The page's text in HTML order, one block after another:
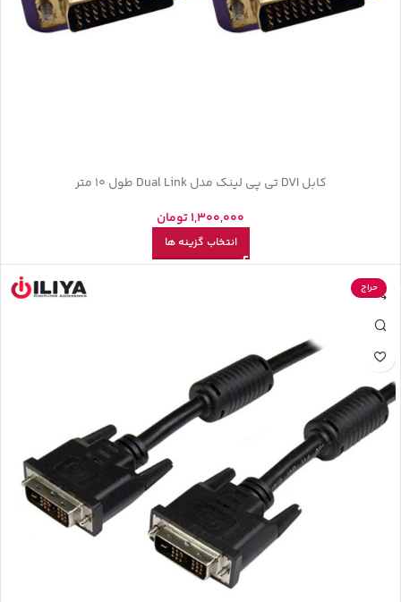
کابل DVI تی پی لینک مدل Dual Link طول 10 متر
1,300,000تومان
انتخاب گزینه ها
حراج